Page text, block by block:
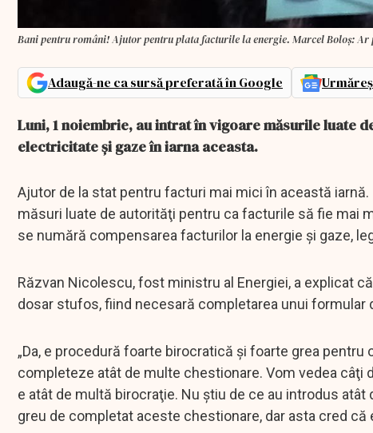
Bani pentru români! Ajutor pentru plata facturile la energie. Marcel Boloș:
Adaugă-ne ca sursă preferată în Google
Luni, 1 noiembrie, au intrat în vigoare măsurile luate
electricitate şi gaze în iarna aceasta.
Ajutor de la stat pentru facturi mai mici în această
măsuri luate de autorităţi pentru ca facturile să fie mai
se numără compensarea facturilor la energie şi gaze,
Răzvan Nicolescu, fost ministru al Energiei, a explicat
dosar stufos, fiind necesară completarea unui formular
„Da, e procedură foarte birocratică şi foarte grea
completeze atât de multe chestionare. Vom vedea câţi
e atât de multă birocraţie. Nu ştiu de ce au introdus
greu de completat aceste chestionare, dar asta cred că